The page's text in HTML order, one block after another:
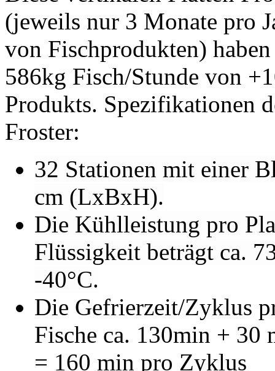
(jeweils nur 3 Monate pro
von Fischprodukten)
586kg Fisch/Stunde von
Produkts. Spezifikationen
Froster:
32 Stationen mit einer
cm (LxBxH).
Die Kühlleistung pro
Flüssigkeit beträgt ca.
-40°C.
Die Gefrierzeit/Zyklus
Fische ca. 130min + 30
= 160 min pro Zyklus